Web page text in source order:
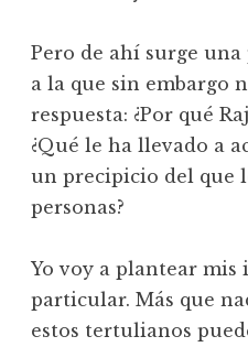
Pero de ahí surge
a la que sin embargo
respuesta: ¿Por qué
¿Qué le ha llevado a
un precipicio del que
personas?
Yo voy a plantear mis
particular. Más que
estos tertulianos